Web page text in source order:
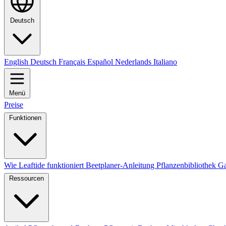
Deutsch
English Deutsch Français Español Nederlands Italiano
Menü
Preise
Funktionen
Wie Leaftide funktioniert Beetplaner-Anleitung Pflanzenbibliothek
Ressourcen